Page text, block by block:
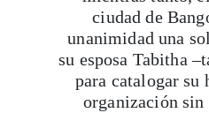
ciudad de
unanimidad una
su esposa Tabitha
para catalogar su
organización